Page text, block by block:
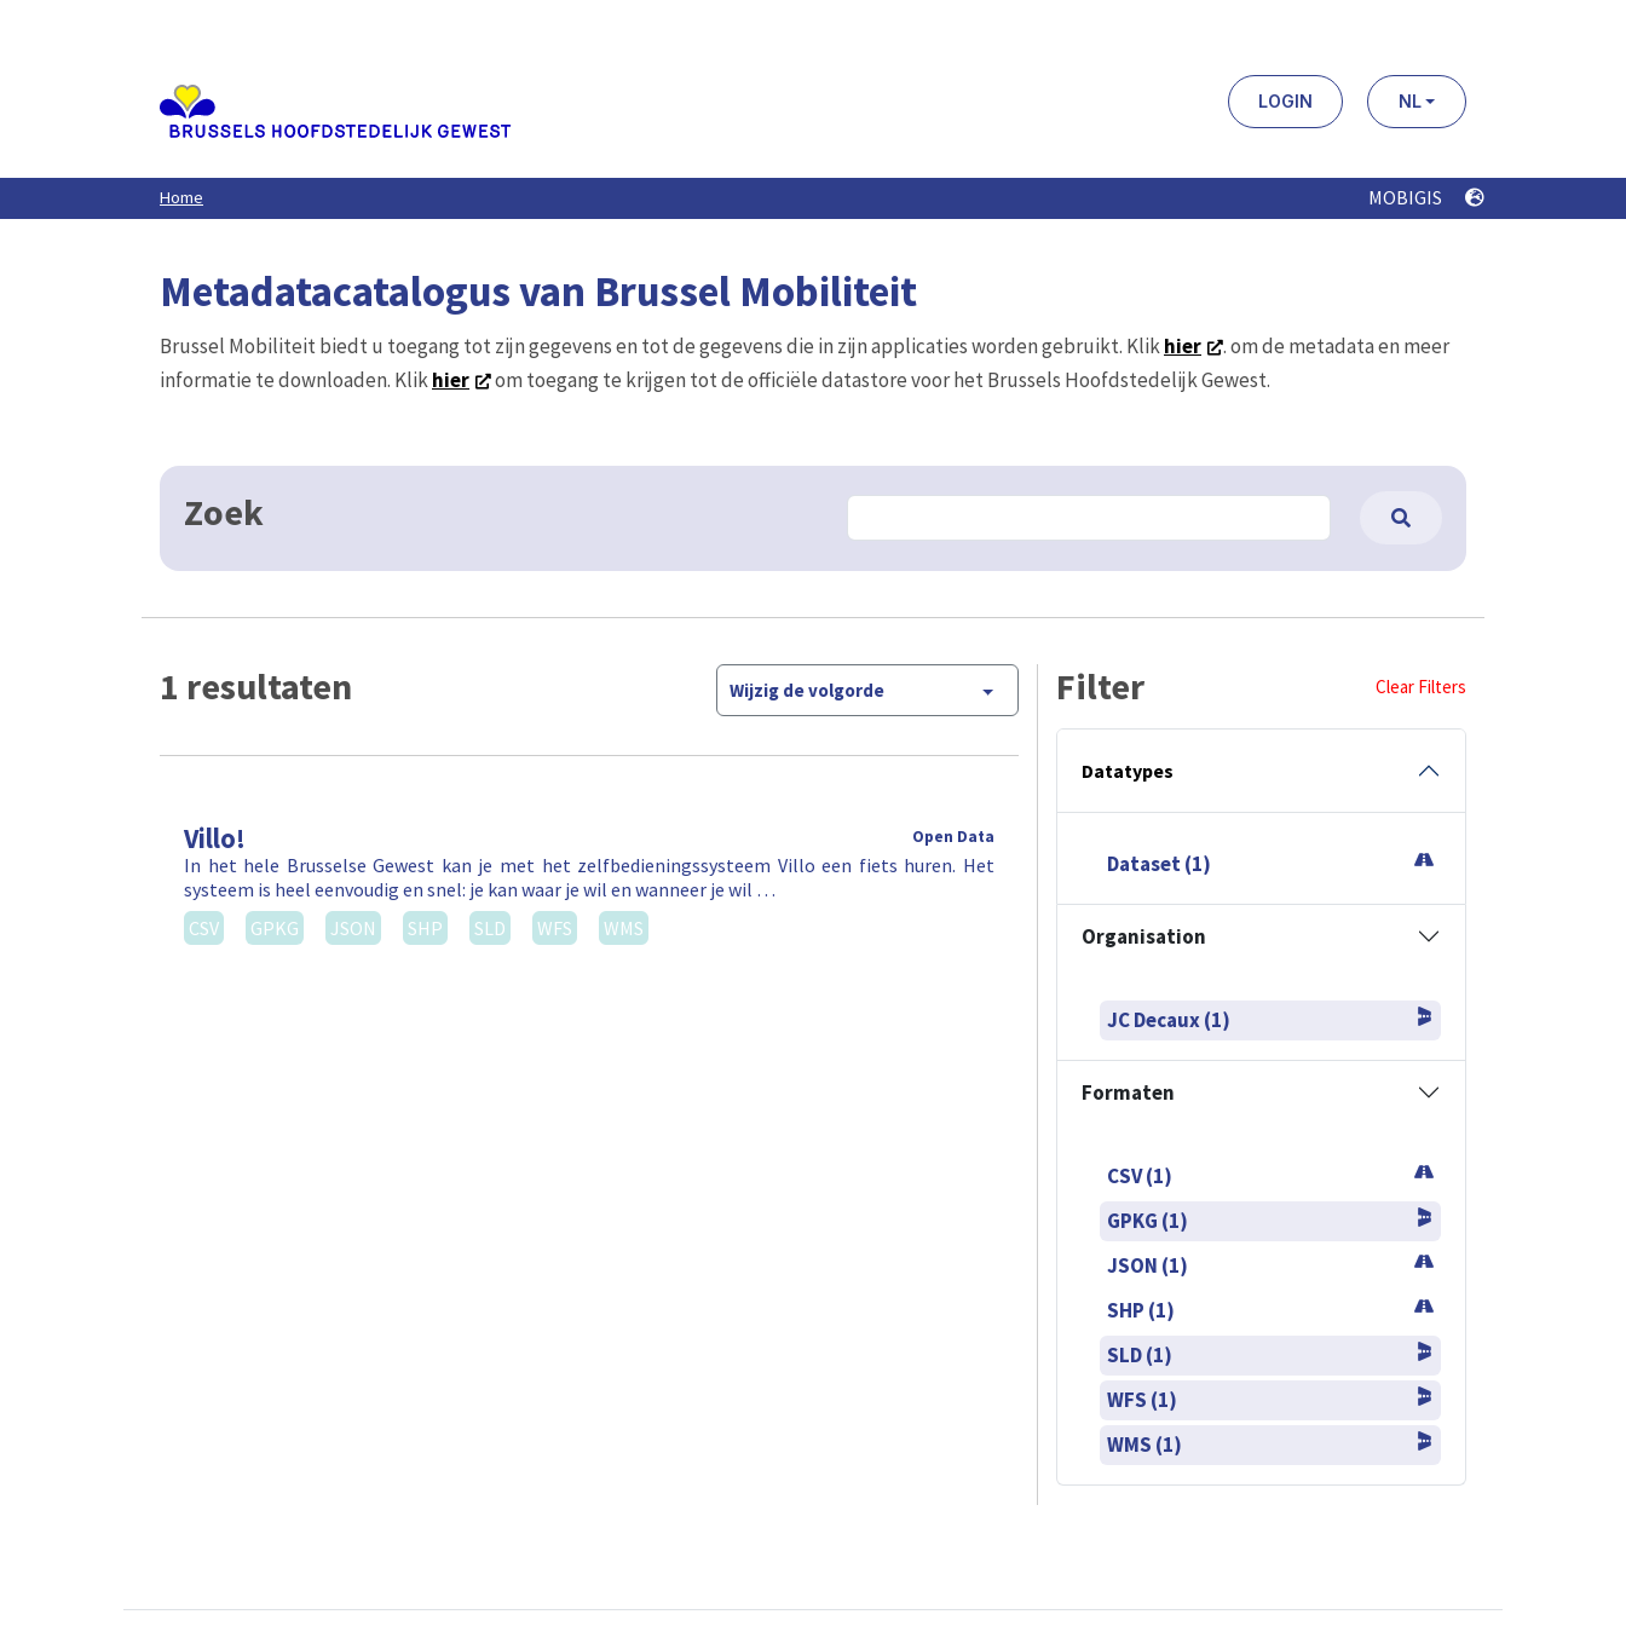
LOGIN NL
Home MOBIGIS
Metadatacatalogus van Brussel Mobiliteit
Brussel Mobiliteit biedt u toegang tot zijn gegevens en tot de gegevens die in zijn applicaties worden gebruikt. Klikhier
. om de metadata en meer
informatie te downloaden. Klikhier om toegang te krijgen tot de officiële datastore voor het Brussels Hoofdstedelijk Gewest.
Zoek
1 resultaten Wijzig de volgorde
Villo! Open Data
In het hele Brusselse Gewest kan je met het zelfbedieningssysteem Villo een fiets huren. Het
systeem is heel eenvoudig en snel: je kan waar je wil en wanneer je wil …
CSV
GPKG JSON SHP SLD WFS WMS
Filter Clear Filters
Datatypes
Dataset (1)
Organisation
JC Decaux (1)
Formaten
CSV (1)
GPKG (1)
JSON (1)
SHP (1)
SLD (1)
WFS (1)
WMS (1)